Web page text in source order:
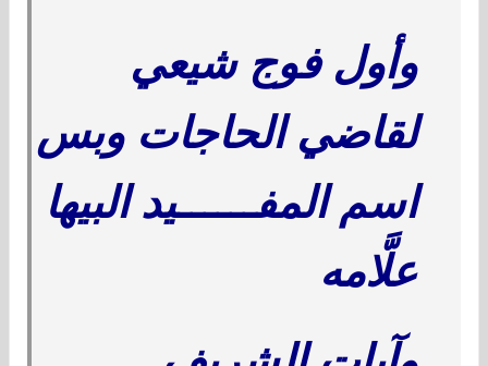
وأول فوج شيعي
لقاضي الحاجات وبس
اسم المفــــــيد البيها
علَّامه